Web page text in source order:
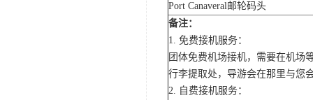
Port Canaveral邮轮码头
备注：
1. 免费接机服务：
团体免费机场接机，需要在机场
行李提取处，导游会在那里与您
2. 自费接机服务：